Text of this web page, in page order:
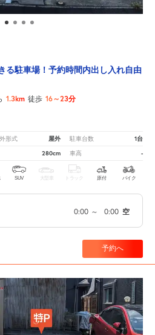
る駐車場！予約時間内出し入れ自由
1.3km 徒歩 16～23分
形式 屋外 駐車台数 1台
280cm 車高 -
SUV 大型車 トラック 原付 バイク
0:00 ～ 0:00 空
予約へ